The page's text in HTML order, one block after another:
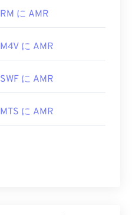
RM に AMR
M4V に AMR
SWF に AMR
MTS に AMR